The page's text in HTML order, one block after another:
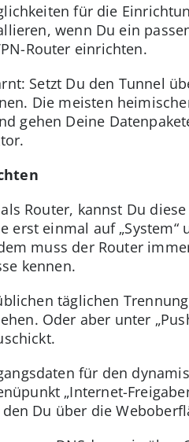
für die
wenn Du ein
Router einrichten.
Setzt Du den Tunnel
Die meisten
gehen Deine
Router, kannst Du
erst einmal auf
muss der Router
kennen.
täglichen
Oder aber unter
für den
„Internet-
Du über die